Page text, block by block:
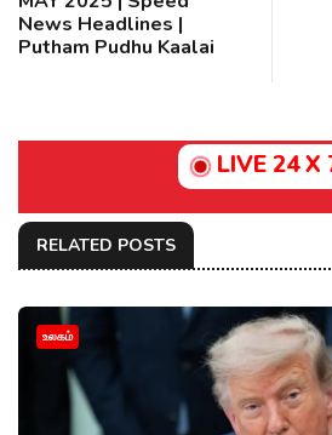
News Headlines |
Putham Pudhu Kaalai
LIVE 24 X
RELATED POSTS
உலகம்